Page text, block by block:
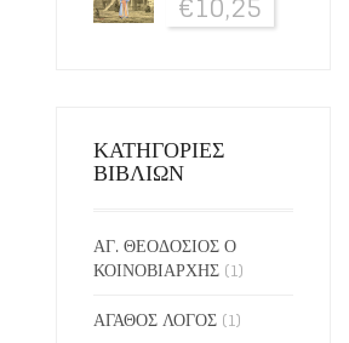
ΚΑΤΗΓΟΡΙΕΣ
ΒΙΒΛΙΩΝ
ΑΓ. ΘΕΟΔΟΣΙΟΣ Ο
ΚΟΙΝΟΒΙΑΡΧΗΣ (1)
ΑΓΑΘΟΣ ΛΟΓΟΣ (1)